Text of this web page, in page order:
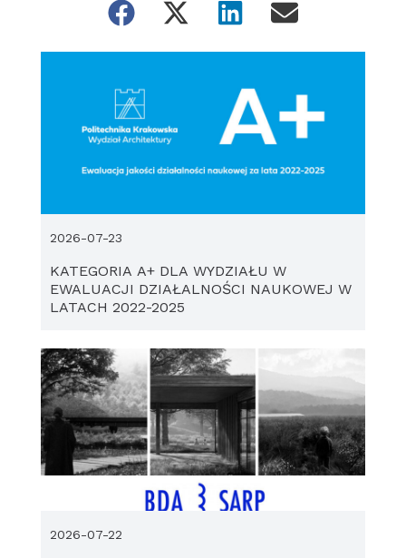
KATEGORIA A+ DLA WYDZIAŁU W
EWALUACJI DZIAŁALNOŚCI NAUKOWEJ W
LATACH 2022-2025
2026-07-23
2026-07-22